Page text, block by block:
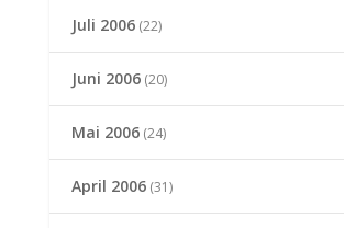
Juli 2006(22)
Juni 2006(20)
Mai 2006(24)
April 2006(31)